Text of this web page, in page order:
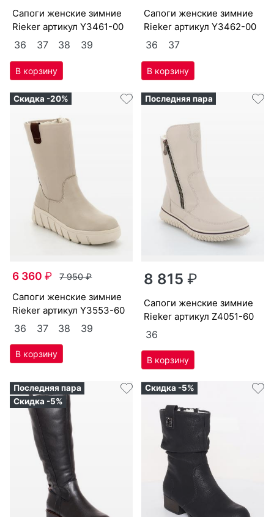
са­поги женс­кие зим­ние
Ri­eker артикулY3461-00
36 37 38 39
са­поги женс­кие зим­ние
Ri­eker артикулY3462-00
36 37
Скидка -20%
6 360₽ 7 950₽
са­поги женс­кие зим­ние
Ri­eker артикулY3553-60
36 37 38 39
Последняя пара
8 815₽
са­поги женс­кие зим­ние
Ri­eker артикулZ4051-60
36
Последняя пара
Скидка -5%
Скидка -5%